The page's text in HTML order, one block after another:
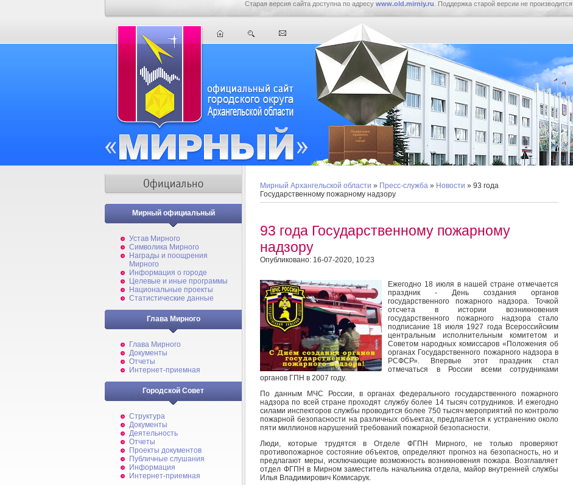
Старая версия сайта доступна по адресу www.old.mirniy.ru . Поддержка старой версии не производится.
Мирный официальный
Устав Мирного
Символика Мирного
Награды и поощрения
Мирного
Информация о городе
Целевые и иные программы
Национальные проекты
Статистические данные
Глава Мирного
Глава Мирного
Документы
Отчеты
Интернет-приемная
Городской Совет
Структура
Документы
Деятельность
Отчеты
Проекты документов
Публичные слушания
Информация
Интернет-приемная
Мирный Архангельской области » Пресс-служба » Новости » 93 года
Государственному пожарному надзору
93 года Государственному пожарному
надзору
Опубликовано: 16-07-2020, 10:23
Ежегодно 18 июля в нашей стране отмечается
праздник - День создания органов
государственного пожарного надзора. Точкой
отсчета в истории возникновения
государственного пожарного надзора стало
подписание 18 июля 1927 года Всероссийским
центральным исполнительным комитетом и
Советом народных комиссаров «Положения об
органах Государственного пожарного надзора в
РСФСР». Впервые этот праздник стал
отмечаться в России всеми сотрудниками
органов ГПН в 2007 году.
По данным МЧС России, в органах федерального государственного пожарного
надзора по всей стране проходят службу более 14 тысяч сотрудников. И ежегодно
силами инспекторов службы проводится более 750 тысяч мероприятий по контролю
пожарной безопасности на различных объектах, предлагается к устранению около
пяти миллионов нарушений требований пожарной безопасности.
Люди, которые трудятся в Отделе ФГПН Мирного, не только проверяют
противопожарное состояние объектов, определяют прогноз на безопасность, но и
предлагают меры, исключающие возможность возникновения пожара. Возглавляет
отдел ФГПН в Мирном заместитель начальника отдела, майор внутренней службы
Илья Владимирович Комисарук.